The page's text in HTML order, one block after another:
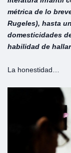
métrica de lo
Rugeles), hasta
domesticidades
habilidad de
La honestidad…